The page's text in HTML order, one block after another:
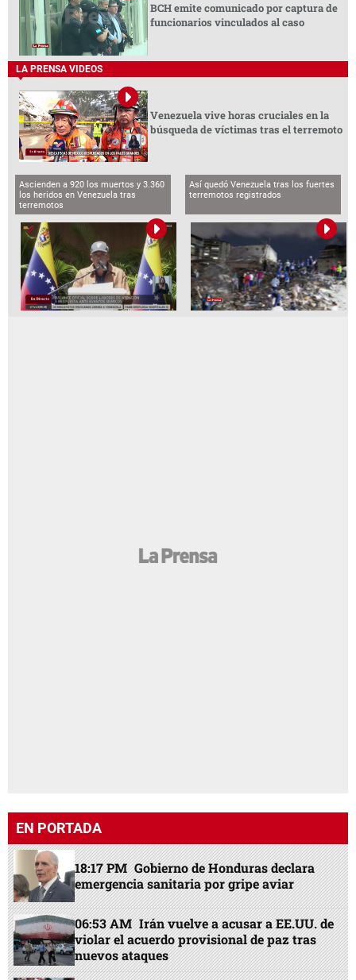
BCH emite comunicado por captura de
funcionarios vinculados al caso
LA PRENSA VIDEOS
Venezuela vive horas cruciales en la
búsqueda de víctimas tras el terremoto
Ascienden a 920 los muertos y 3.360
los heridos en Venezuela tras
terremotos
Así quedó Venezuela tras los fuertes
terremotos registrados
EN PORTADA
18:17 PM Gobierno de Honduras declara
emergencia sanitaria por gripe aviar
06:53 AM Irán vuelve a acusar a EE.UU. de
violar el acuerdo provisional de paz tras
nuevos ataques